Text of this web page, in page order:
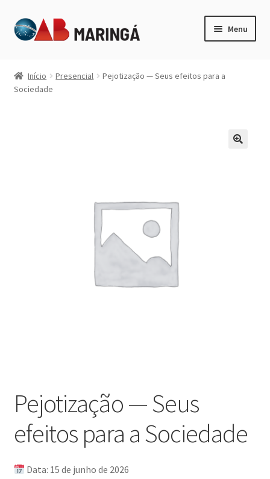
Pular
para
Pular
para
Menu
Minha Conta
Início Presencial
Pejotização — Seus efeitos para a
Sociedade
Pejotização — Seus
efeitos para a Sociedade
Data: 15 de junho de 2026